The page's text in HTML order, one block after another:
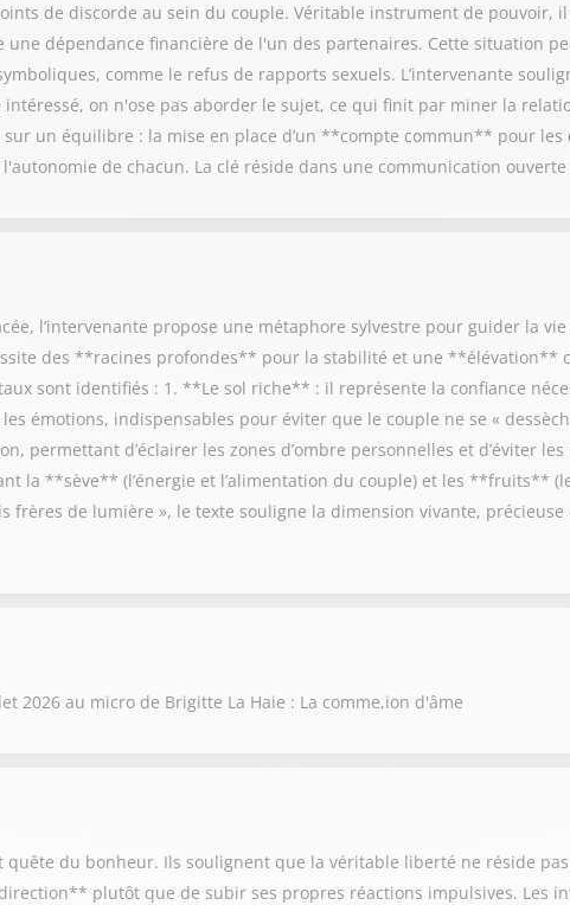
de discorde au sein du couple. Véritable instrument de pouvoir,
dépendance financière de l'un des partenaires. Cette situation
comme le refus de rapports sexuels. L’intervenante
on n'ose pas aborder le sujet, ce qui finit par miner la
un équilibre : la mise en place d’un **compte commun** pour les
de chacun. La clé réside dans une communication
l’intervenante propose une métaphore sylvestre pour guider la
des **racines profondes** pour la stabilité et une **élévation**
sont identifiés : 1. **Le sol riche** : il représente la confiance
émotions, indispensables pour éviter que le couple ne se «
permettant d’éclairer les zones d’ombre personnelles et d’éviter
la **sève** (l’énergie et l’alimentation du couple) et les **fruits**
frères de lumière », le texte souligne la dimension vivante, précieuse
2026 au micro de Brigitte La Haie : La comme,ion d'âme
du bonheur. Ils soulignent que la véritable liberté ne réside
plutôt que de subir ses propres réactions impulsives. Les